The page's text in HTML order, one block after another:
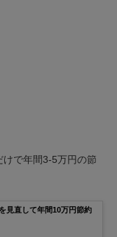
で年間3-5万円の節
見直して年間10万円節約